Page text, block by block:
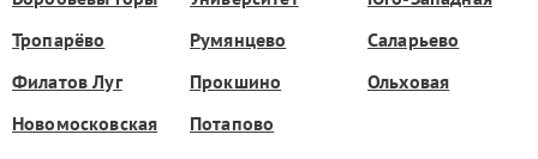
Тропарёво
Румянцево
Саларьево
Филатов Луг
Прокшино
Ольховая
Новомосковская
Потапово